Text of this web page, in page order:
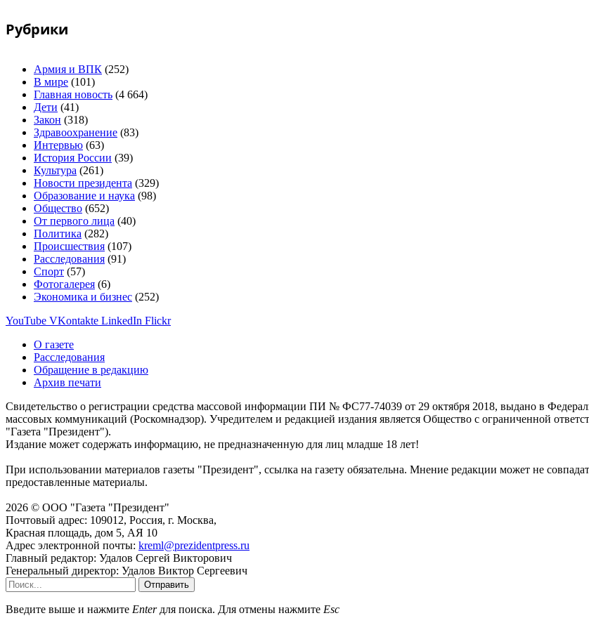
Рубрики
Армия и ВПК (252)
В мире (101)
Главная новость (4 664)
Дети (41)
Закон (318)
Здравоохранение (83)
Интервью (63)
История России (39)
Культура (261)
Новости президента (329)
Образование и наука (98)
Общество (652)
От первого лица (40)
Политика (282)
Происшествия (107)
Расследования (91)
Спорт (57)
Фотогалерея (6)
Экономика и бизнес (252)
YouTube VKontakte LinkedIn Flickr
О газете
Расследования
Обращение в редакцию
Архив печати
Свидетельство о регистрации средства массовой информации ПИ № ФС77-74039 от 29 октября 2018, выдано в
массовых коммуникаций (Роскомнадзор). Учредителем и редакцией издания является Общество с ограниченной
"Газета "Президент").
Издание может содержать информацию, не предназначенную для лиц младше 18 лет!
При использовании материалов газеты "Президент", ссылка на газету обязательна. Мнение редакции может не
предоставленные материалы.
2026 © ООО "Газета "Президент"
Почтовый адрес: 109012, Россия, г. Москва,
Красная площадь, дом 5, АЯ 10
Адрес электронной почты: kreml@prezidentpress.ru
Главный редактор: Удалов Сергей Викторович
Генеральный директор: Удалов Виктор Сергеевич
Отправить
Введите выше и нажмите Enterдля поиска. Для отмены нажмите Esc